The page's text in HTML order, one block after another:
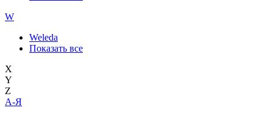
W
Weleda
Показать все
X
Y
Z
А-Я